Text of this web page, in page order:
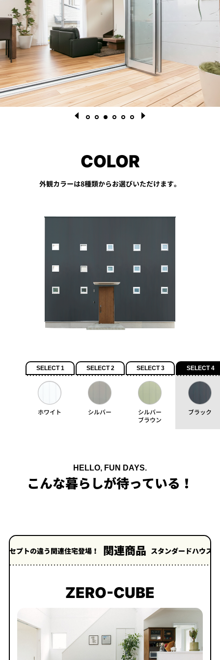
COLOR
外観カラーは8種類からお選びいただけます。
SELECT 1 SELECT 2 SELECT 3 SELECT 4
ホワイト シルバー
シルバー
ブラウン
ブラック
HELLO, FUN DAYS.
こんな暮らしが待っている！
連住宅登場！ 関連商品 スタンダードハウスZERO-CUBEを
ZERO-CUBE